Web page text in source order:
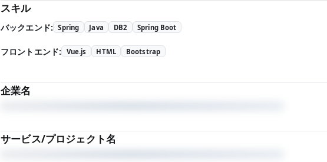
スキル
バックエンド: Spring Java DB2 Spring Boot
フロントエンド: Vue.js HTML Bootstrap
企業名
サービス/プロジェクト名